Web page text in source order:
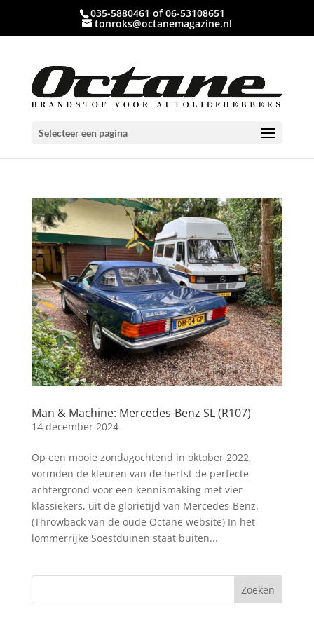
035-5880461 of 06-53108651
tonroks@octanemagazine.nl
Selecteer een pagina
Man & Machine: Mercedes-Benz SL (R107)
14 december 2024
Op een mooie zondagochtend in oktober 2022,
vormden de kleuren van de herfst de perfecte
achtergrond voor een kennismaking met vier
klassiekers, uit de glorietijd van Mercedes-Benz.
(Throwback van de oude Octane website) In het
lommerrijke Soestduinen staat buiten...